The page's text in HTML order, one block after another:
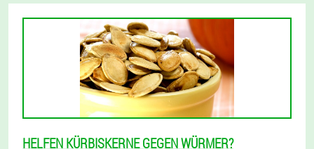
HELFEN KÜRBISKERNE GEGEN WÜRMER?